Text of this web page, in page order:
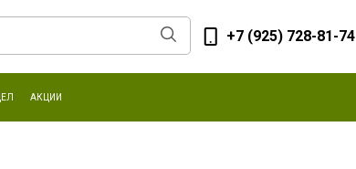
+7 (925) 728-81-74
АКЦИИ